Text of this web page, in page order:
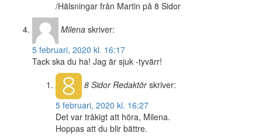
/Hälsningar från Martin på 8 Sidor
Milena skriver:
5 februari, 2020 kl. 16:17
Tack ska du ha! Jag är sjuk -tyvärr!
8 SidorRedaktör skriver:
5 februari, 2020 kl. 16:27
Det var tråkigt att höra, Milena.
Hoppas att du blir bättre.